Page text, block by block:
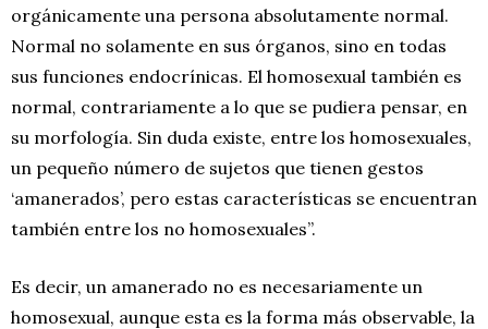
orgánicamente una persona absolutamente normal.
Normal no solamente en sus órganos, sino en todas
sus funciones endocrínicas. El homosexual también es
normal, contrariamente a lo que se pudiera pensar, en
su morfología. Sin duda existe, entre los homosexuales,
un pequeño número de sujetos que tienen gestos
‘amanerados’, pero estas características se encuentran
también entre los no homosexuales”.
Es decir, un amanerado no es necesariamente un
homosexual, aunque esta es la forma más observable, la